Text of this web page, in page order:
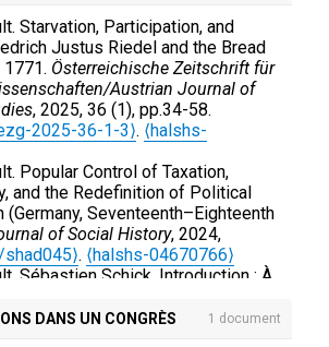
Starvation, Participation, and
Justus Riedel and the Bread
1771. Österreichische Zeitschrift für
Austrian Journal of
, 2025, 36 (1), pp.34-58.
2025-36-1-3⟩. ⟨halshs-
Popular Control of Taxation,
and the Redefinition of Political
(Germany, Seventeenth–Eighteenth
of Social History, 2024,
. ⟨halshs-04670766⟩
Sébastien Schick. Introduction : À
historiques, 2024, 29,
DANS UN CONGRÈS 1 document